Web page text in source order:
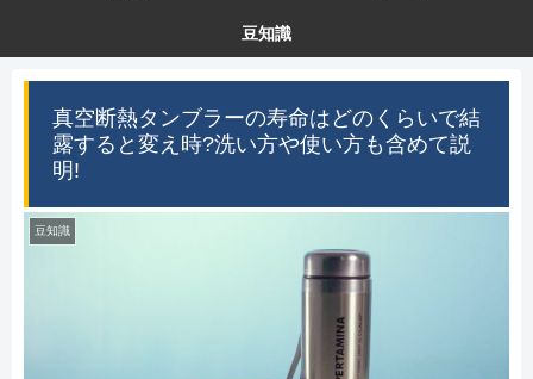
豆知識
真空断熱タンブラーの寿命はどのくらいで結
露すると変え時?洗い方や使い方も含めて説
明!
豆知識